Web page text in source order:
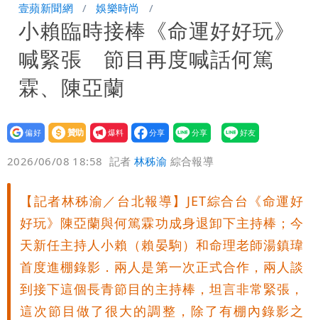
壹蘋新聞網 娛樂時尚
小賴臨時接棒《命運好好玩》
喊緊張 節目再度喊話何篤
霖、陳亞蘭
設為
贊助
我要
爆料
2026/06/08 18:58 記者林秭渝 綜合報導
【記者林秭渝／台北報導】JET綜合台《命運好
好玩》陳亞蘭與何篤霖功成身退卸下主持棒；今
天新任主持人小賴（賴晏駒）和命理老師湯鎮瑋
首度進棚錄影．兩人是第一次正式合作，兩人談
到接下這個長青節目的主持棒，坦言非常緊張，
這次節目做了很大的調整，除了有棚內錄影之